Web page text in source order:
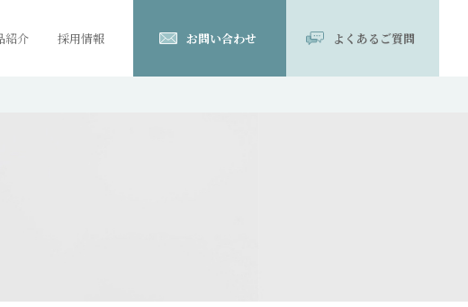
紹介 採用情報 お問い合わせ よくあるご質問